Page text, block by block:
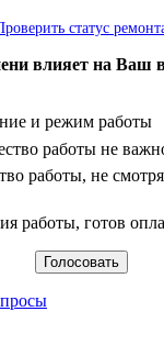
статус
влияет на Ваш
и режим работы
работы не
работы, не
работы, готов